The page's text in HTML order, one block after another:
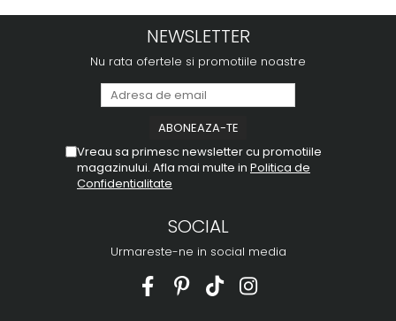
NEWSLETTER
Nu rata ofertele si promotiile noastre
Vreau sa primesc newsletter cu promotiile
magazinului. Afla mai multe in Politica de
Confidentialitate
SOCIAL
Urmareste-ne in social media